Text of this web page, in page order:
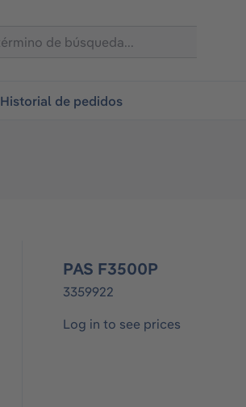
Historial de pedidos
PAS F3500P
3359922
Log in to see prices